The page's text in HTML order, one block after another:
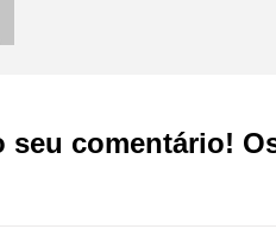
seu comentário!